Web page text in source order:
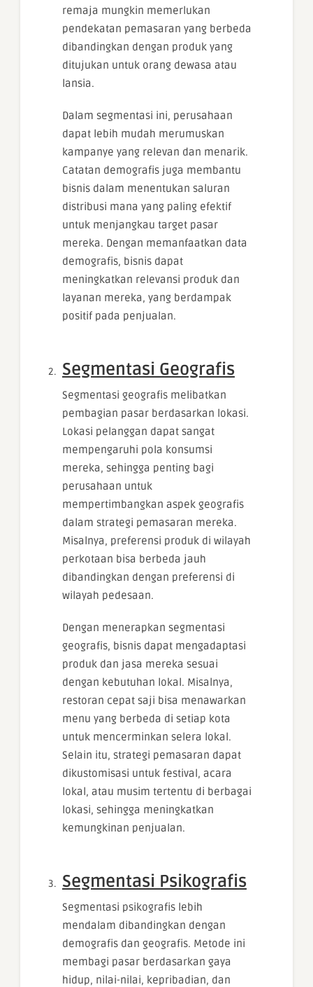
remaja mungkin memerlukan
pendekatan pemasaran yang berbeda
dibandingkan dengan produk yang
ditujukan untuk orang dewasa atau
lansia.
Dalam segmentasi ini, perusahaan
dapat lebih mudah merumuskan
kampanye yang relevan dan menarik.
Catatan demografis juga membantu
bisnis dalam menentukan saluran
distribusi mana yang paling efektif
untuk menjangkau target pasar
mereka. Dengan memanfaatkan data
demografis, bisnis dapat
meningkatkan relevansi produk dan
layanan mereka, yang berdampak
positif pada penjualan.
Segmentasi Geografis
Segmentasi geografis melibatkan
pembagian pasar berdasarkan lokasi.
Lokasi pelanggan dapat sangat
mempengaruhi pola konsumsi
mereka, sehingga penting bagi
perusahaan untuk
mempertimbangkan aspek geografis
dalam strategi pemasaran mereka.
Misalnya, preferensi produk di wilayah
perkotaan bisa berbeda jauh
dibandingkan dengan preferensi di
wilayah pedesaan.
Dengan menerapkan segmentasi
geografis, bisnis dapat mengadaptasi
produk dan jasa mereka sesuai
dengan kebutuhan lokal. Misalnya,
restoran cepat saji bisa menawarkan
menu yang berbeda di setiap kota
untuk mencerminkan selera lokal.
Selain itu, strategi pemasaran dapat
dikustomisasi untuk festival, acara
lokal, atau musim tertentu di berbagai
lokasi, sehingga meningkatkan
kemungkinan penjualan.
Segmentasi Psikografis
Segmentasi psikografis lebih
mendalam dibandingkan dengan
demografis dan geografis. Metode ini
membagi pasar berdasarkan gaya
hidup, nilai-nilai, kepribadian, dan